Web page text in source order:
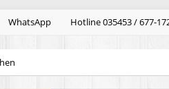
WhatsApp Hotline 035453 / 677-